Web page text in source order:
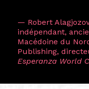
— Robert
indépendant,
Macédoine du
Publishing,
Esperanza World